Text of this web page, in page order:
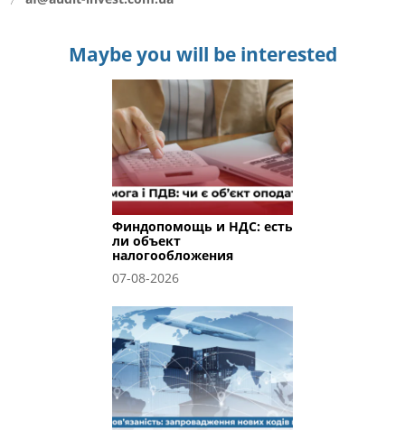
Maybe you will be interested
Финдопомощь и НДС: есть
ли объект
налогообложения
07-08-2026